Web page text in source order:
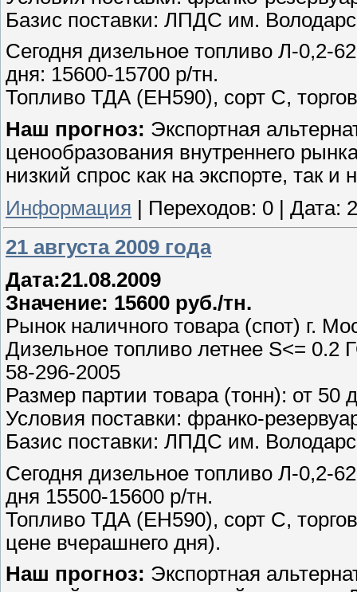
Базис поставки: ЛПДС им.
Сегодня дизельное топливо Л-0,2-
дня: 15600-15700 р/тн.
Топливо ТДА (ЕН590), сорт С,
Наш прогноз: Экспортная
ценообразования внутреннего
низкий спрос как на экспорте, так
Информация
Переходов: 0 Дата:
21 августа 2009 года
Дата:21.08.2009
Значение: 15600 руб./тн.
Рынок наличного товара (спот) г.
Дизельное топливо летнее S<=
58-296-2005
Размер партии товара (тонн): от 50
Условия поставки: франко-
Базис поставки: ЛПДС им.
Сегодня дизельное топливо Л-0,2-
дня 15500-15600 р/тн.
Топливо ТДА (ЕН590), сорт С,
цене вчерашнего дня).
Наш прогноз: Экспортная